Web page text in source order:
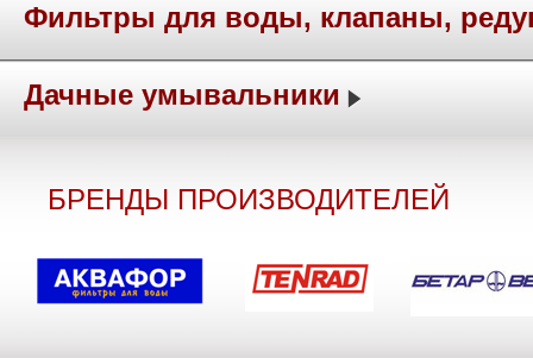
Фильтры для воды, клапаны,
Дачные умывальники
БРЕНДЫ ПРОИЗВОДИТЕЛЕЙ